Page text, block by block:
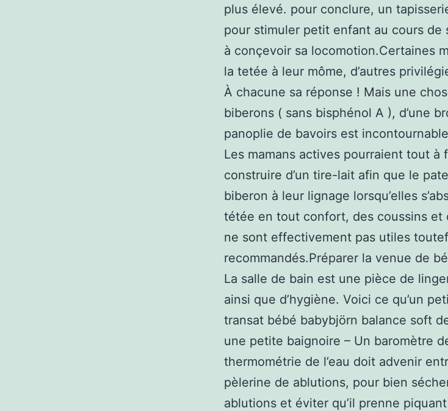
plus élevé. pour conclure, un
pour stimuler petit enfant au cours de
à conçevoir sa locomotion.Certaines
la tetée à leur môme, d’autres
À chacune sa réponse ! Mais une
biberons ( sans bisphénol A ), d’une
panoplie de bavoirs est
Les mamans actives pourraient tout à
construire d’un tire-lait afin que le
biberon à leur lignage lorsqu’elles
tétée en tout confort, des coussins et
ne sont effectivement pas utiles
recommandés.Préparer la venue de
La salle de bain est une pièce de
ainsi que d’hygiène. Voici ce qu’un
transat bébé babybjörn balance soft
une petite baignoire – Un baromètre
thermométrie de l’eau doit advenir
pèlerine de ablutions, pour bien
ablutions et éviter qu’il prenne